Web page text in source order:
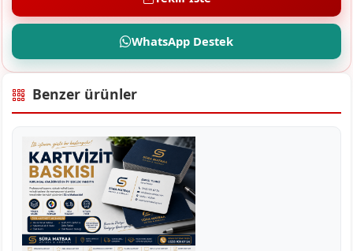
WhatsApp Destek
Benzer ürünler